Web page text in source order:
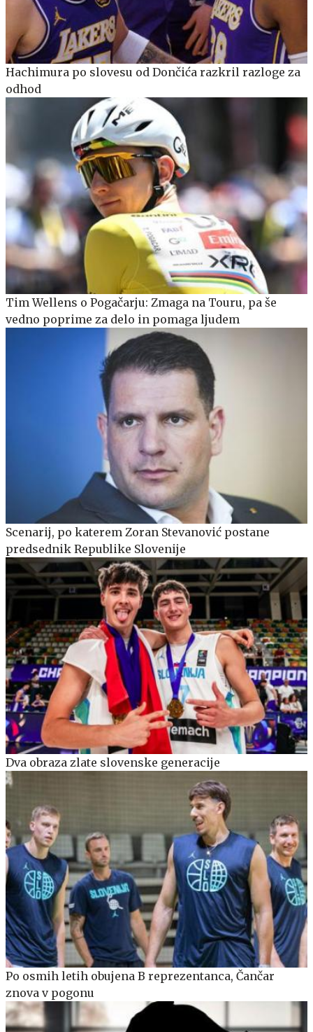
Hachimura po slovesu od Dončića razkril razloge za
odhod
Tim Wellens o Pogačarju: Zmaga na Touru, pa še
vedno poprime za delo in pomaga ljudem
Scenarij, po katerem Zoran Stevanović postane
predsednik Republike Slovenije
Dva obraza zlate slovenske generacije
Po osmih letih obujena B reprezentanca, Čančar
znova v pogonu